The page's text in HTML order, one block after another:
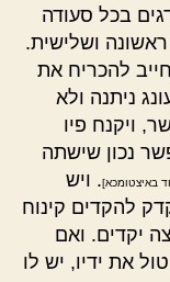
בכל סעודה
ושלישית.
להכריח את
ניתנה ולא
ויקנח פיו
נכון שישתה
באיצטומכא]. ויש
להקדים קינוח
יקדים. ואם
את ידיו, יש לו